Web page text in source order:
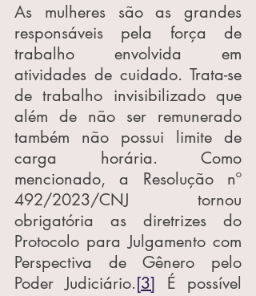
As mulheres são as grandes
responsáveis pela força de
trabalho envolvida em
atividades de cuidado. Trata-se
de trabalho invisibilizado que
além de não ser remunerado
também não possui limite de
carga horária. Como
mencionado, a Resolução nº
492/2023/CNJ tornou
obrigatória as diretrizes do
Protocolo para Julgamento com
Perspectiva de Gênero pelo
Poder Judiciário.[3] É possível